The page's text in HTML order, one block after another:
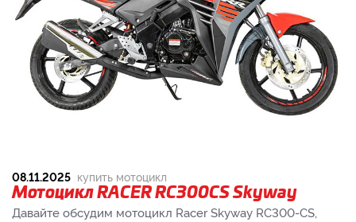
08.11.2025 купить мотоцикл
Мотоцикл RACER RC300CS Skyway
Давайте обсудим мотоцикл Racer Skyway RC300-CS,